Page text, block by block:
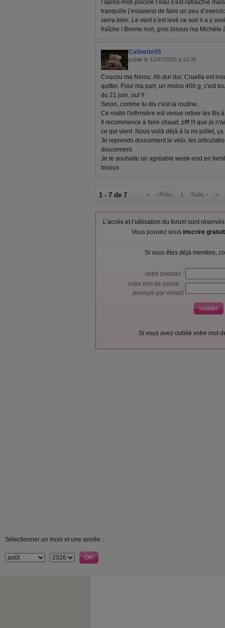
l’après-midi piscine l’eau s’est rafraîchie
tranquille j’essaierai de faire un peu
verra bien. Le vent s’est levé ce soir il a y
fraîche ! Bonne nuit, gros bisous ma Michèle
Calinette55
publié le 12/07/2025 à 14:35
Coucou ma Ninou. Ah dur dur, Cruella est
quitter. Pour ma part, un moins 400 g, c'est
du 21 juin, ouf !!
Sinon, comme tu dis c'est la routine.
Ce matin l'infirmière est venue retirer les fils
Il recommence à faire chaud; pfff !!! que je
ce qui vient. Nous voilà déjà à la mi-juillet, ça
Je reprends doucement le vélo, les
doucement.
Je te souhaite un agréable week-end en
bisous
1 - 7 de 7 « ‹ Préc. 1 Suiv. › »
L’accès et l’utilisation du forum sont
Vous pouvez vous inscrire
Si vous êtes déjà membre,
votre pseudo :
votre mot de passe :
(envoyé par email)
Si vous avez oublié votre mot
Sélectionner un mois et une année :